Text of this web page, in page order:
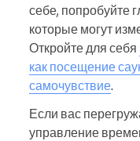
себе, попробуйте
которые могут
Откройте для себя
как посещение
самочувствие.
Если вас
управление